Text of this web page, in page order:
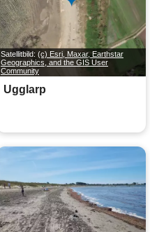
Satellitbild: (c) Esri, Maxar, Earthstar
Geographics, and the GIS User
Community
Ugglarp